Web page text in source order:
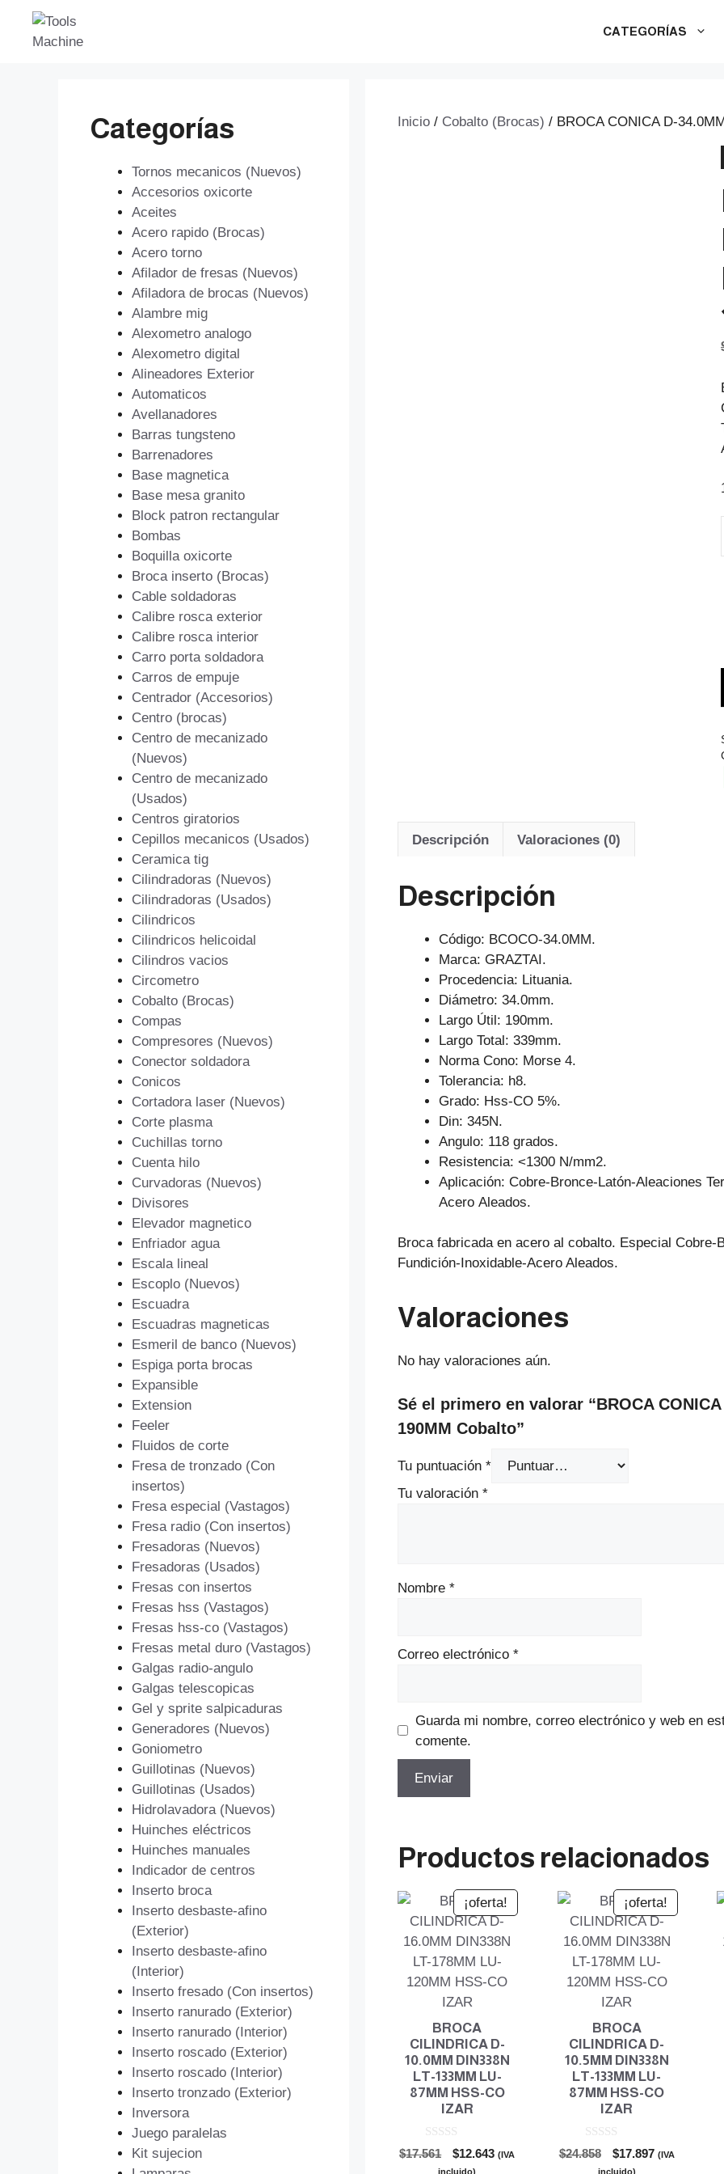
Saltar
contenido
CATEGORÍAS
Inicio / Cobalto (Brocas) / BROCA CONICA D-
Descripción Valoraciones (0)
Descripción
Código: BCOCO-34.0MM.
Marca: GRAZTAI.
Procedencia: Lituania.
Diámetro: 34.0mm.
Largo Útil: 190mm.
Largo Total: 339mm.
Norma Cono: Morse 4.
Tolerancia: h8.
Grado: Hss-CO 5%.
Din: 345N.
Angulo: 118 grados.
Resistencia: <1300 N/mm2.
Aplicación: Cobre-Bronce-Latón-Aleaciones
Acero Aleados.
Broca fabricada en acero al cobalto. Especial
Fundición-Inoxidable-Acero Aleados.
Valoraciones
No hay valoraciones aún.
Sé el primero en valorar “BROCA
190MM Cobalto”
Tu puntuación *
Tu valoración *
Nombre *
Correo electrónico *
Guarda mi nombre, correo electrónico y web en
comente.
Productos relacionados
¡oferta!
BROCA
CILINDRICA D-
10.0MM DIN338N
LT-133MM LU-
87MM HSS-CO
IZAR
0
d
$17.561
El
precio
$12.643El(IVA
incluido)
¡oferta!
BROCA
CILINDRICA D-
10.5MM DIN338N
LT-133MM LU-
87MM HSS-CO
IZAR
0
d
$24.858
El
precio
$17.897El(IVA
incluido)
Categorías
Tornos mecanicos (Nuevos)
Accesorios oxicorte
Aceites
Acero rapido (Brocas)
Acero torno
Afilador de fresas (Nuevos)
Afiladora de brocas (Nuevos)
Alambre mig
Alexometro analogo
Alexometro digital
Alineadores Exterior
Automaticos
Avellanadores
Barras tungsteno
Barrenadores
Base magnetica
Base mesa granito
Block patron rectangular
Bombas
Boquilla oxicorte
Broca inserto (Brocas)
Cable soldadoras
Calibre rosca exterior
Calibre rosca interior
Carro porta soldadora
Carros de empuje
Centrador (Accesorios)
Centro (brocas)
Centro de mecanizado
(Nuevos)
Centro de mecanizado
(Usados)
Centros giratorios
Cepillos mecanicos (Usados)
Ceramica tig
Cilindradoras (Nuevos)
Cilindradoras (Usados)
Cilindricos
Cilindricos helicoidal
Cilindros vacios
Circometro
Cobalto (Brocas)
Compas
Compresores (Nuevos)
Conector soldadora
Conicos
Cortadora laser (Nuevos)
Corte plasma
Cuchillas torno
Cuenta hilo
Curvadoras (Nuevos)
Divisores
Elevador magnetico
Enfriador agua
Escala lineal
Escoplo (Nuevos)
Escuadra
Escuadras magneticas
Esmeril de banco (Nuevos)
Espiga porta brocas
Expansible
Extension
Feeler
Fluidos de corte
Fresa de tronzado (Con
insertos)
Fresa especial (Vastagos)
Fresa radio (Con insertos)
Fresadoras (Nuevos)
Fresadoras (Usados)
Fresas con insertos
Fresas hss (Vastagos)
Fresas hss-co (Vastagos)
Fresas metal duro (Vastagos)
Galgas radio-angulo
Galgas telescopicas
Gel y sprite salpicaduras
Generadores (Nuevos)
Goniometro
Guillotinas (Nuevos)
Guillotinas (Usados)
Hidrolavadora (Nuevos)
Huinches eléctricos
Huinches manuales
Indicador de centros
Inserto broca
Inserto desbaste-afino
(Exterior)
Inserto desbaste-afino
(Interior)
Inserto fresado (Con insertos)
Inserto ranurado (Exterior)
Inserto ranurado (Interior)
Inserto roscado (Exterior)
Inserto roscado (Interior)
Inserto tronzado (Exterior)
Inversora
Juego paralelas
Kit sujecion